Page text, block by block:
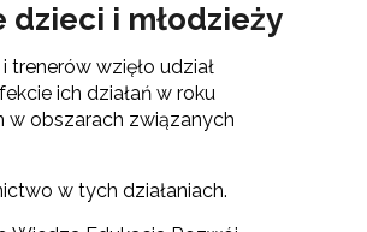
i młodzieży
wzięło udział
ich działań w roku
obszarach związanych
w tych działaniach.